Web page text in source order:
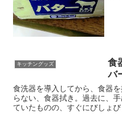
キッチングッズ
食
バ
食洗器を導入してから、食器
らない、食器拭き。過去に、
ていたものの、すぐにびしょ